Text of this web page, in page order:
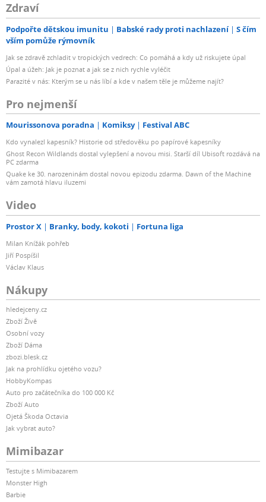
Zdraví
Podpořte dětskou imunitu Babské rady proti nachlazení
S čím
vším pomůže rýmovník
Jak se zdravě zchladit v tropických vedrech: Co pomáhá a kdy už riskujete úpal
Úpal a úžeh: Jak je poznat a jak se z nich rychle vyléčit
Parazité v nás: Kterým se u nás líbí a kde v našem těle je můžeme najít?
Pro nejmenší
Mourissonova poradna Komiksy Festival ABC
Kdo vynalezl kapesník? Historie od středověku po papírové kapesníky
Ghost Recon Wildlands dostal vylepšení a novou misi. Starší díl Ubisoft rozdává na
PC zdarma
Quake ke 30. narozeninám dostal novou epizodu zdarma. Dawn of the Machine
vám zamotá hlavu iluzemi
Video
Prostor X Branky, body, kokoti Fortuna liga
Milan Knížák pohřeb
Jiří Pospíšil
Václav Klaus
Nákupy
hledejceny.cz
Zboží Živě
Osobní vozy
Zboží Dáma
zbozi.blesk.cz
Jak na prohlídku ojetého vozu?
HobbyKompas
Auto pro začátečníka do 100 000 Kč
Zboží Auto
Ojetá Škoda Octavia
Jak vybrat auto?
Mimibazar
Testujte s Mimibazarem
Monster High
Barbie